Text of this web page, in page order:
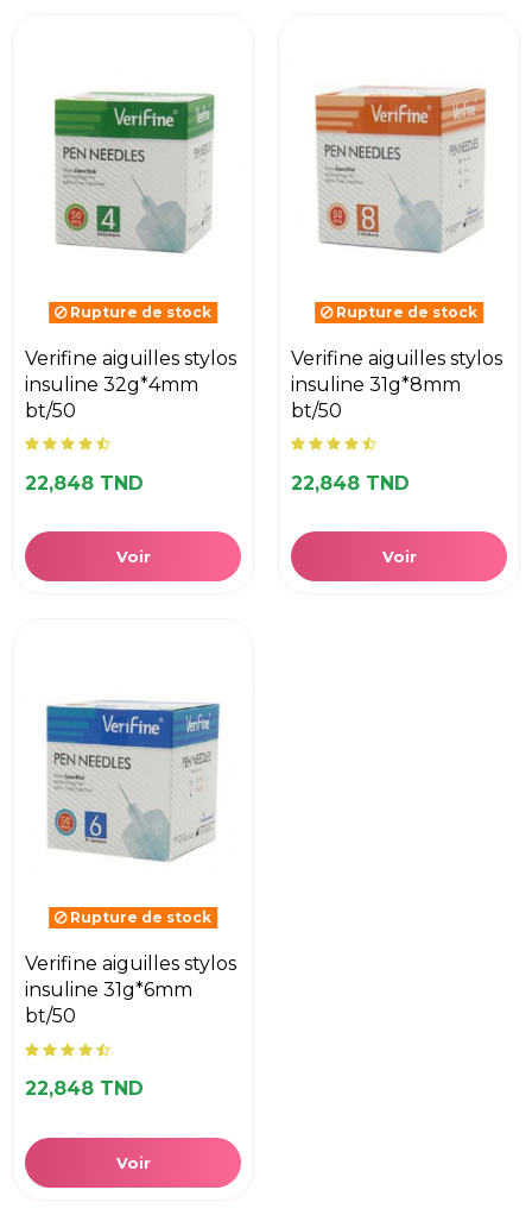
Rupture de stock
verifine aiguilles stylos
insuline 32g*4mm
bt/50
22,848 TND
Voir
Rupture de stock
verifine aiguilles stylos
insuline 31g*8mm
bt/50
22,848 TND
Voir
Rupture de stock
verifine aiguilles stylos
insuline 31g*6mm
bt/50
22,848 TND
Voir